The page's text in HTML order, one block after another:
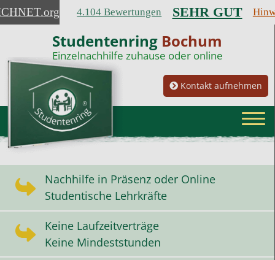
.org 4.104 Bewertungen SEHR GUT
Studentenring Bochum
Einzelnachhilfe zuhause oder online
Kontakt aufnehmen
Nachhilfe in Präsenz oder Online
Studentische Lehrkräfte
Keine Laufzeitverträge
Keine Mindeststunden